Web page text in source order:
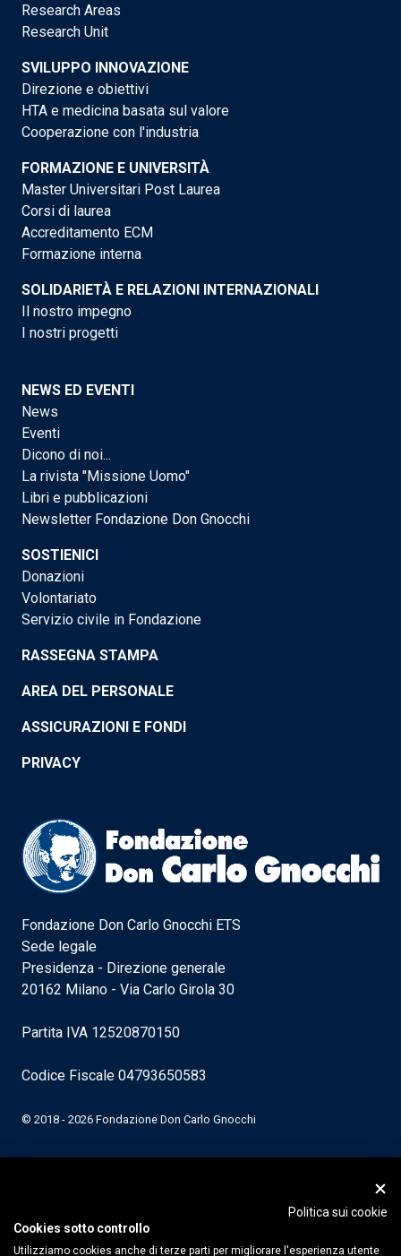
Research Areas
Research Unit
SVILUPPO INNOVAZIONE
Direzione e obiettivi
HTA e medicina basata sul valore
Cooperazione con l'industria
FORMAZIONE E UNIVERSITÀ
Master Universitari Post Laurea
Corsi di laurea
Accreditamento ECM
Formazione interna
SOLIDARIETÀ E RELAZIONI INTERNAZIONALI
Il nostro impegno
I nostri progetti
NEWS ED EVENTI
News
Eventi
Dicono di noi...
La rivista "Missione Uomo"
Libri e pubblicazioni
Newsletter Fondazione Don Gnocchi
SOSTIENICI
Donazioni
Volontariato
Servizio civile in Fondazione
RASSEGNA STAMPA
AREA DEL PERSONALE
ASSICURAZIONI E FONDI
PRIVACY
Fondazione Don Carlo Gnocchi ETS
Sede legale
Presidenza - Direzione generale
20162 Milano - Via Carlo Girola 30
Partita IVA 12520870150
Codice Fiscale 04793650583
© 2018 - 2026 Fondazione Don Carlo Gnocchi
Politica sui cookie
Cookies sotto controllo
Utilizziamo cookies anche di terze parti per migliorare l'esperienza utente